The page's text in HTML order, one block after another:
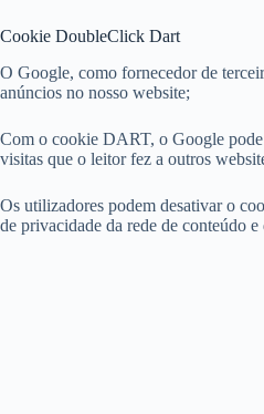
Cookie DoubleClick Dart
O Google, como fornecedor de
anúncios no nosso website;
Com o cookie DART, o Google
visitas que o leitor fez a outros
Os utilizadores podem desativar o
de privacidade da rede de conteúdo